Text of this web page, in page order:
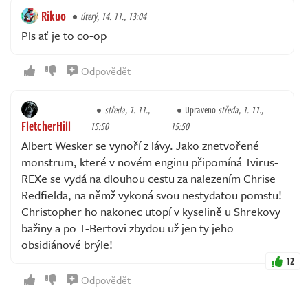
Rikuo úterý, 14. 11., 13:04
Pls ať je to co-op
Odpovědět
FletcherHill
středa, 1. 11.,
15:50
Upravenostředa, 1. 11.,
15:50
Albert Wesker se vynoří z lávy. Jako znetvořené
monstrum, které v novém enginu připomíná Tvirus-
REXe se vydá na dlouhou cestu za nalezením Chrise
Redfielda, na němž vykoná svou nestydatou pomstu!
Christopher ho nakonec utopí v kyselině u Shrekovy
bažiny a po T-Bertovi zbydou už jen ty jeho
obsidiánové brýle!
12
Odpovědět